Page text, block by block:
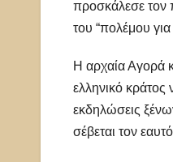
προσκάλεσε τον
του “πολέμου
Η αρχαία Αγορά
ελληνικό κράτος
εκδηλώσεις
σέβεται τον